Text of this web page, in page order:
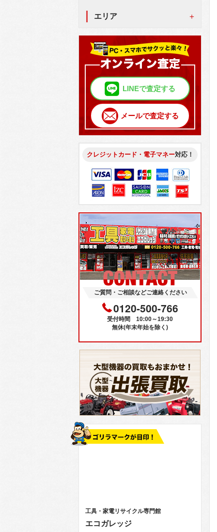
エリア
LINEで査定する
メールで査定する
クレジットカード・電子マネー対応！
ご質問・ご相談などご連絡ください
0120-500-766
受付時間 10:00～19:30
無休(年末年始を除く)
工具・家電リサイクル専門館
エコガレッジ